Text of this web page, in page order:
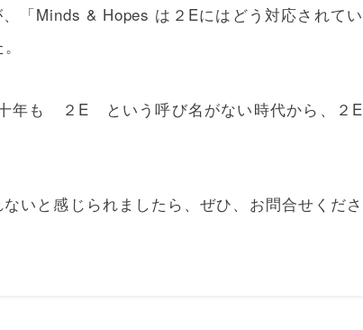
「Minds & Hopes は２Eにはどう対応されてい
年も ２E という呼び名がない時代から、２E
いと感じられましたら、ぜひ、お問合せくださ